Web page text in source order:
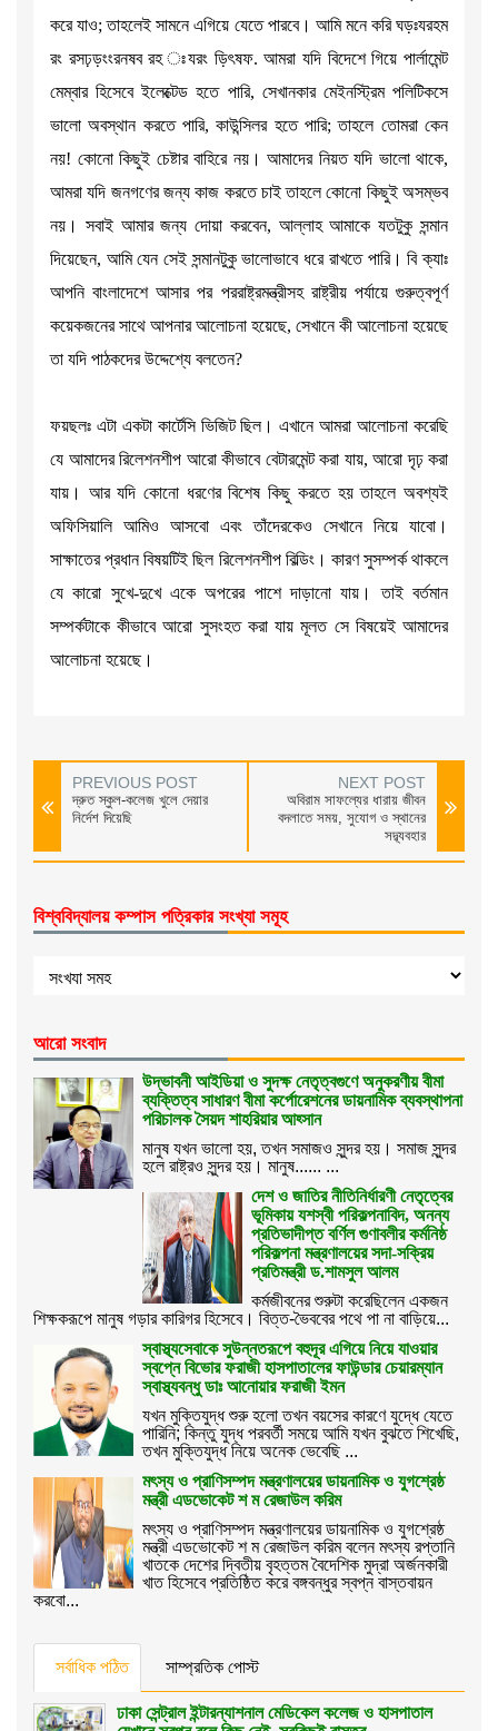
করে যাও; তাহলেই সামনে এগিয়ে যেতে পারবে। আমি মনে করি ঘড়ঃযরহম
রং রসঢ়ড়ংংরনষব রহ ঃযরং ড়িৎষফ. আমরা যদি বিদেশে গিয়ে পার্লামেন্ট
মেম্বার হিসেবে ইলেক্টেড হতে পারি, সেখানকার মেইনস্ট্রিম পলিটিকসে
ভালো অবস্থান করতে পারি, কাউন্সিলর হতে পারি; তাহলে তোমরা কেন
নয়! কোনো কিছুই চেষ্টার বাহিরে নয়। আমাদের নিয়ত যদি ভালো থাকে,
আমরা যদি জনগণের জন্য কাজ করতে চাই তাহলে কোনো কিছুই অসম্ভব
নয়। সবাই আমার জন্য দোয়া করবেন, আল্লাহ আমাকে যতটুকু সন্মান
দিয়েছেন, আমি যেন সেই সন্মানটুকু ভালোভাবে ধরে রাখতে পারি। বি ক্যাঃ
আপনি বাংলাদেশে আসার পর পররাষ্ট্রমন্ত্রীসহ রাষ্ট্রীয় পর্যায়ে গুরুত্বপূর্ণ
কয়েকজনের সাথে আপনার আলোচনা হয়েছে, সেখানে কী আলোচনা হয়েছে
তা যদি পাঠকদের উদ্দেশ্যে বলতেন?
ফয়ছলঃ এটা একটা কার্টেসি ভিজিট ছিল। এখানে আমরা আলোচনা করেছি
যে আমাদের রিলেশনশীপ আরো কীভাবে বেটারমেন্ট করা যায়, আরো দৃঢ় করা
যায়। আর যদি কোনো ধরণের বিশেষ কিছু করতে হয় তাহলে অবশ্যই
অফিসিয়ালি আমিও আসবো এবং তাঁদেরকেও সেখানে নিয়ে যাবো।
সাক্ষাতের প্রধান বিষয়টিই ছিল রিলেশনশীপ বিল্ডিং। কারণ সুসম্পর্ক থাকলে
যে কারো সুখে-দুখে একে অপরের পাশে দাড়ানো যায়। তাই বর্তমান
সম্পর্কটাকে কীভাবে আরো সুসংহত করা যায় মূলত সে বিষয়েই আমাদের
আলোচনা হয়েছে।
PREVIOUS POST
দ্রুত স্কুল-কলেজ খুলে দেয়ার
নির্দেশ দিয়েছি
NEXT POST
অবিরাম সাফল্যের ধারায় জীবন
বদলাতে সময়, সুযোগ ও স্থানের
সদ্ব্যবহার
বিশ্ববিদ্যালয় কম্পাস পত্রিকার সংখ্যা সমূহ
আরো সংবাদ
উদ্ভাবনী আইডিয়া ও সুদক্ষ নেতৃত্বগুণে অনুকরণীয় বীমা
ব্যক্তিত্ব সাধারণ বীমা কর্পোরেশনের ডায়নামিক ব্যবস্থাপনা
পরিচালক সৈয়দ শাহরিয়ার আহ্সান
মানুষ যখন ভালো হয়, তখন সমাজও সুন্দর হয়। সমাজ সুন্দর
হলে রাষ্ট্রও সুন্দর হয়। মানুষ...... ...
দেশ ও জাতির নীতিনির্ধারণী নেতৃত্বের
ভূমিকায় যশস্বী পরিকল্পনাবিদ, অনন্য
প্রতিভাদীপ্ত বর্ণিল গুণাবলীর কর্মনিষ্ঠ
পরিকল্পনা মন্ত্রণালয়ের সদা-সক্রিয়
প্রতিমন্ত্রী ড.শামসুল আলম
কর্মজীবনের শুরুটা করেছিলেন একজন
শিক্ষকরূপে মানুষ গড়ার কারিগর হিসেবে। বিত্ত-ভৈববের পথে পা না বাড়িয়ে...
স্বাস্থ্যসেবাকে সুউন্নতরূপে বহুদূর এগিয়ে নিয়ে যাওয়ার
স্বপ্নে বিভোর ফরাজী হাসপাতালের ফাউন্ডার চেয়ারম্যান
স্বাস্থ্যবন্ধু ডাঃ আনোয়ার ফরাজী ইমন
যখন মুক্তিযুদ্ধ শুরু হলো তখন বয়সের কারণে যুদ্ধে যেতে
পারিনি; কিন্তু যুদ্ধ পরবর্তী সময়ে আমি যখন বুঝতে শিখেছি,
তখন মুক্তিযুদ্ধ নিয়ে অনেক ভেবেছি ...
মৎস্য ও প্রাণিসম্পদ মন্ত্রণালয়ের ডায়নামিক ও যুগশ্রেষ্ঠ
মন্ত্রী এডভোকেট শ ম রেজাউল করিম
মৎস্য ও প্রাণিসম্পদ মন্ত্রণালয়ের ডায়নামিক ও যুগশ্রেষ্ঠ
মন্ত্রী এডভোকেট শ ম রেজাউল করিম বলেন মৎস্য রপ্তানি
খাতকে দেশের দ্বিতীয় বৃহত্তম বৈদেশিক মুদ্রা অর্জনকারী
খাত হিসেবে প্রতিষ্ঠিত করে বঙ্গবন্ধুর স্বপ্ন বাস্তবায়ন
করবো...
সর্বাধিক পঠিত সাম্প্রতিক পোস্ট
ঢাকা সেন্ট্রাল ইন্টারন্যাশনাল মেডিকেল কলেজ ও হাসপাতাল